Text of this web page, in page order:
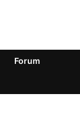
Forum